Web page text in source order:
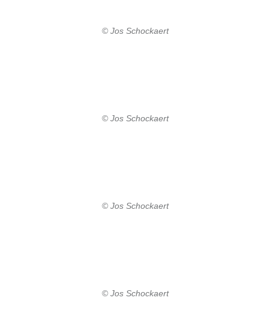
© Jos Schockaert
© Jos Schockaert
© Jos Schockaert
© Jos Schockaert